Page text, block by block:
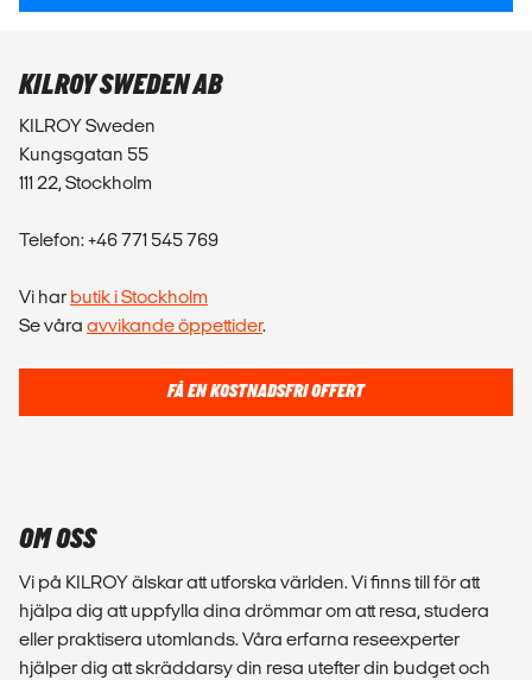
KILROY SWEDEN AB
KILROY Sweden
Kungsgatan 55
111 22, Stockholm
Telefon: +46 771 545 769
Vi har butik i Stockholm
Se våra avvikande öppettider.
FÅ EN KOSTNADSFRI OFFERT
OM OSS
Vi på KILROY älskar att utforska världen. Vi finns till för att
hjälpa dig att uppfylla dina drömmar om att resa, studera
eller praktisera utomlands. Våra erfarna reseexperter
hjälper dig att skräddarsy din resa utefter din budget och